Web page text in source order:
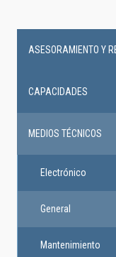
navegación
FACILITIES
ASESORAMIENTO Y
CAPACIDADES
MEDIOS TÉCNICOS
Electrónico
General
Mantenimiento